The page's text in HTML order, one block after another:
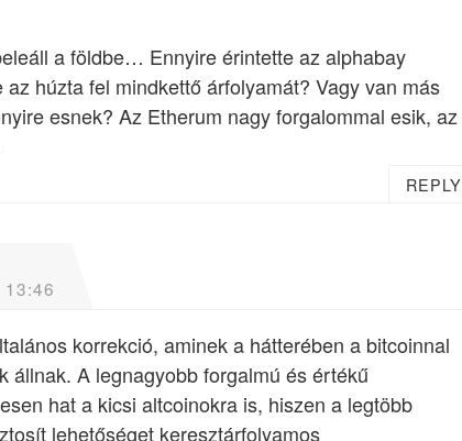
a földbe… Ennyire érintette az alphabay
húzta fel mindkettő árfolyamát? Vagy van más
esnek? Az Etherum nagy forgalommal esik, az
REPLY
13:46
korrekció, aminek a hátterében a bitcoinnal
állnak. A legnagyobb forgalmú és értékű
hat a kicsi altcoinokra is, hiszen a legtöbb
lehetőséget keresztárfolyamos